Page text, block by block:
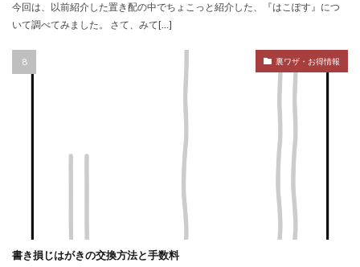
今回は、以前紹介した置き配の中でちょこっと紹介した、『はこぽす』につ
いて調べてみました。 さて、みて[…]
裏ワザ・お得情報
書き損じはがきの交換方法と手数料